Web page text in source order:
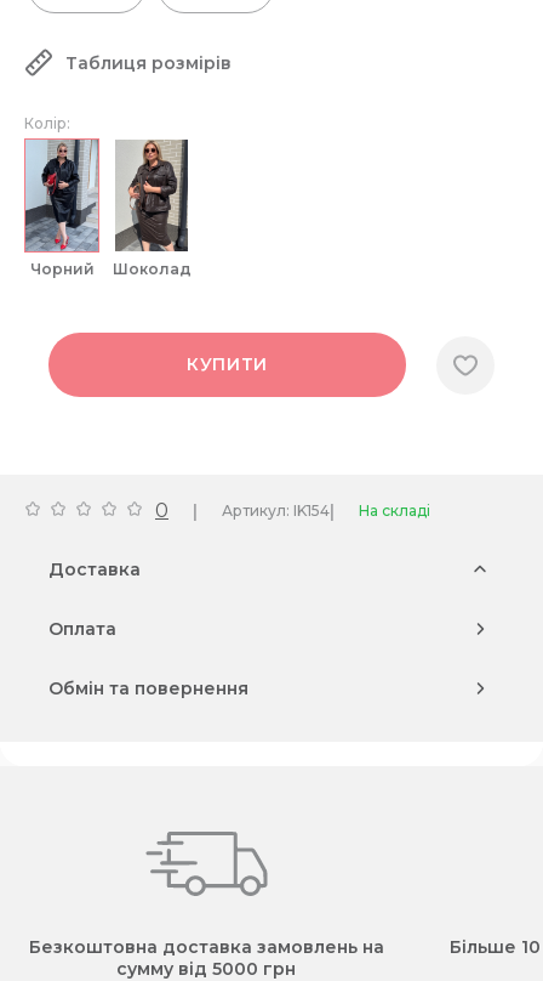
Таблиця розмірів
Колір:
чорний шоколад
КУПИТИ
0 | Артикул: IK154| На складі
Доставка
Оплата
Обмін та повернення
Безкоштовна доставка замовлень на
сумму від 5000 грн
Більше